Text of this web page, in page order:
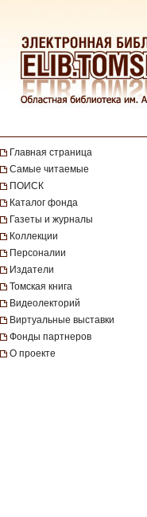
Главная страница
Самые читаемые
ПОИСК
Каталог фонда
Газеты и журналы
Коллекции
Персоналии
Издатели
Томская книга
Видеолекторий
Виртуальные выставки
Фонды партнеров
О проекте